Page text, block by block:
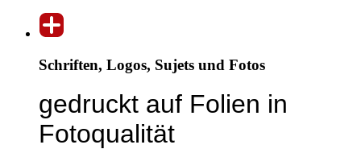
Schriften, Logos, Sujets und Fotos
gedruckt auf Folien in
Fotoqualität